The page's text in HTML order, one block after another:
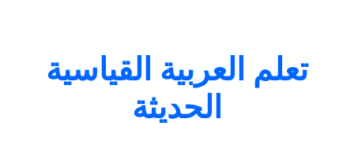
تعلم العربية القياسية
الحديثة